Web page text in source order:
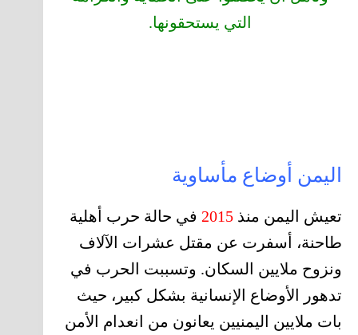
التي يستحقونها.
اليمن أوضاع مأساوية
تعيش اليمن منذ 2015 في حالة حرب أهلية
طاحنة، أسفرت عن مقتل عشرات الآلاف
ونزوح ملايين السكان. وتسببت الحرب في
تدهور الأوضاع الإنسانية بشكل كبير، حيث
بات ملايين اليمنيين يعانون من انعدام الأمن